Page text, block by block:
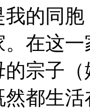
的同
在这
宗子
都生